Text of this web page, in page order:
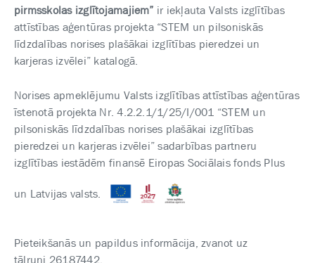
pirmsskolas izglītojamajiem” ir iekļauta Valsts izglītības
attīstības aģentūras projekta “STEM un pilsoniskās
līdzdalības norises plašākai izglītības pieredzei un
karjeras izvēlei” katalogā.
Norises apmeklējumu Valsts izglītības attīstības aģentūras
īstenotā projekta Nr. 4.2.2.1/1/25/I/001 “STEM un
pilsoniskās līdzdalības norises plašākai izglītības
pieredzei un karjeras izvēlei” sadarbības partneru
izglītības iestādēm finansē Eiropas Sociālais fonds Plus
un Latvijas valsts.
Pieteikšanās un papildus informācija, zvanot uz
tālruni 26187442.